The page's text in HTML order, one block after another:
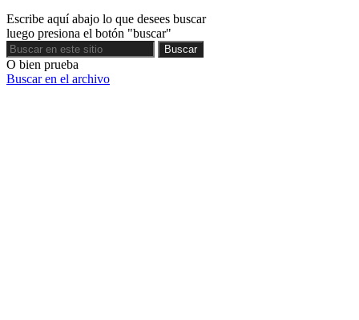
Escribe aquí abajo lo que desees buscar
luego presiona el botón "buscar"
Buscar
Buscar
O bien prueba
Buscar en el archivo